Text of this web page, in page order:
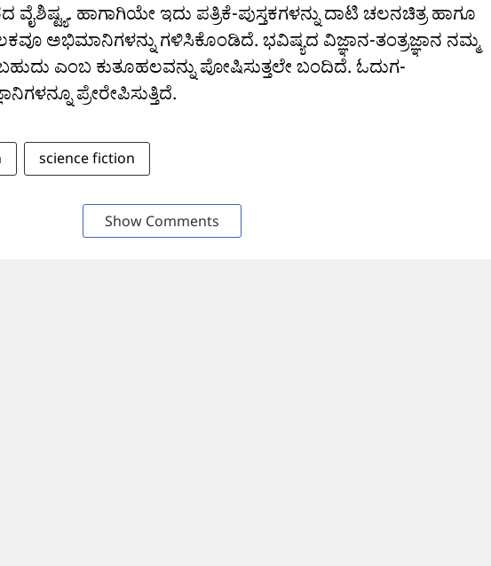
ವೈಶಿಷ್ಟ್ಯ. ಹಾಗಾಗಿಯೇ ಇದು ಪತ್ರಿಕೆ-ಪುಸ್ತಕಗಳನ್ನು ದಾಟಿ ಚಲನಚಿತ್ರ ಹಾಗೂ
ಅಭಿಮಾನಿಗಳನ್ನು ಗಳಿಸಿಕೊಂಡಿದೆ. ಭವಿಷ್ಯದ ವಿಜ್ಞಾನ-ತಂತ್ರಜ್ಞಾನ ನಮ್ಮ
ಎಂಬ ಕುತೂಹಲವನ್ನು ಪೋಷಿಸುತ್ತಲೇ ಬಂದಿದೆ. ಓದುಗ-
ಪ್ರೇರೇಪಿಸುತ್ತಿದೆ.
science fiction
Show Comments